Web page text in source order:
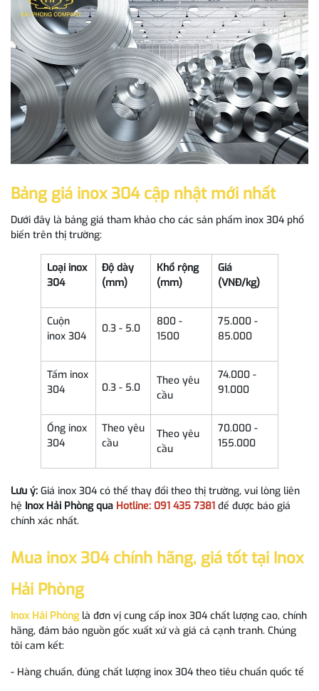
Bảng giá inox 304 cập nhật mới nhất
Dưới đây là bảng giá tham khảo cho các sản phẩm inox 304 phổ
biến trên thị trường:
Loại inox
304
Độ dày
(mm)
Khổ rộng
(mm)
Giá
(VNĐ/kg)
Cuộn
inox 304
0.3 - 5.0
800 -
1500
75.000 -
85.000
Tấm inox
304
0.3 - 5.0
Theo yêu
cầu
74.000 -
91.000
Ống inox
304
Theo yêu
cầu
Theo yêu
cầu
70.000 -
155.000
Lưu ý: Giá inox 304 có thể thay đổi theo thị trường, vui lòng liên
hệ Inox Hải Phòng qua Hotline: 091 435 7381 để được báo giá
chính xác nhất.
Mua inox 304 chính hãng, giá tốt tại Inox
Hải Phòng
Inox Hải Phòng là đơn vị cung cấp inox 304 chất lượng cao, chính
hãng, đảm bảo nguồn gốc xuất xứ và giá cả cạnh tranh. Chúng
tôi cam kết:
- Hàng chuẩn, đúng chất lượng inox 304 theo tiêu chuẩn quốc tế